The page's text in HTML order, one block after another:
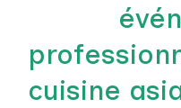
cuisine